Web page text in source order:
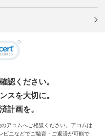
認ください。
スを大切に。
計画を。
アコムへご相談ください。アコムは
ビニなどでご融資・ご返済が可能で